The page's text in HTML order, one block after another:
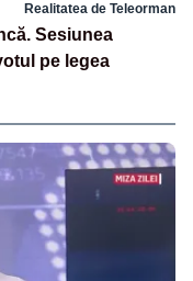
Realitatea de Teleorman
Sesiunea
pe legea